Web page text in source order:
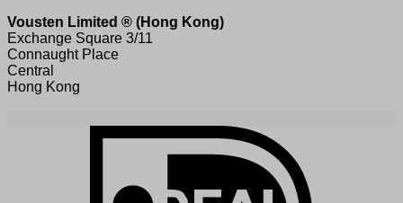
Vousten Limited ® (Hong Kong)
Exchange Square 3/11
Connaught Place
Central
Hong Kong